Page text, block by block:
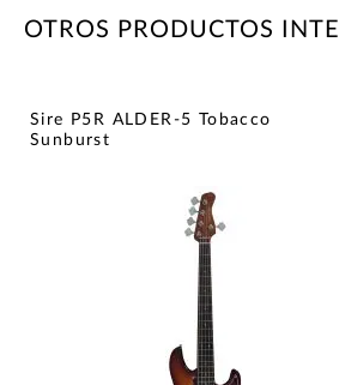
OTROS PRODUCTOS
Sire P5R ALDER-5 Tobacco
Sunburst